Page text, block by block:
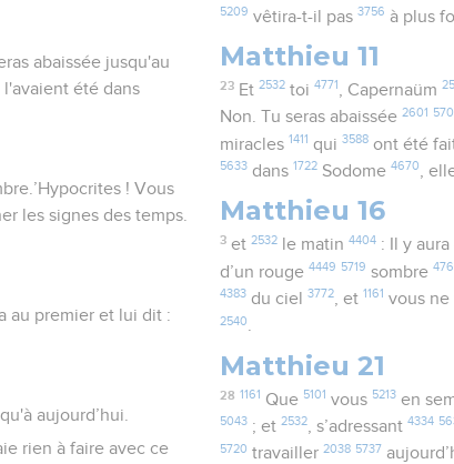
abaissée jusqu'au
été dans
! Vous
les signes des temps.
au premier et lui dit :
aujourd’hui.
rien à faire avec ce
5209 vêtira-t-il pas3756 à plus
Matthieu 11
23 Et 2532toi 4771 , Capernaüm
Non. Tu seras abaissée2601
miracles 1411 qui3588 ont été
5633 dans 1722 Sodome4670,
Matthieu 16
3 et 2532le matin 4404: Il y aura
d’un rouge4449 5719 sombre
4383 du ciel3772, et 1161 vous ne
2540.
Matthieu 21
28 1161 Que 5101 vous 5213en
5043 ; et2532, s’adressant4334
5720 travailler2038 5737